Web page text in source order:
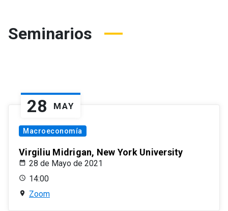
Seminarios
28 MAY
Macroeconomía
Virgiliu Midrigan, New York University
28 de Mayo de 2021
14:00
Zoom